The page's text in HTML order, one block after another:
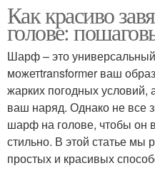
Как красиво
голове:
Шарф – это
можетtransformer ваш
жарких погодных условий,
ваш наряд. Однако не все
шарф на голове, чтобы он
стильно. В этой статье мы
простых и красивых